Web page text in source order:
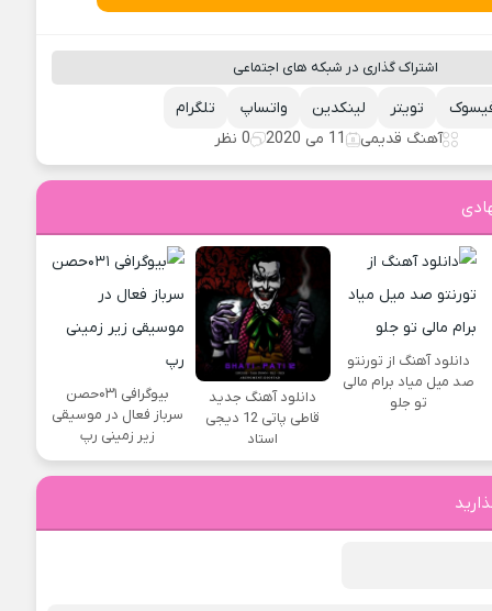
اشتراک گذاری در شبکه های اجتماعی
تلگرام واتساپ لینکدین تویتر
آهنگ قدیمی
11 می 2020 0 نظر
دانلود آهنگ از تورنتو
صد میل میاد برام مالی
تو جلو
دانلود آهنگ جدید
قاطی پاتی 12 دیجی
استاد
بیوگرافی ۰۳۱حصن
سرباز فعال در موسیقی
زیر زمینی رپ